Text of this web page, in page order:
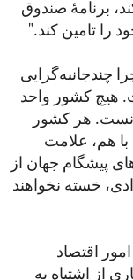
برنامۀ صندوق
را تامین کند."
چندجانبه‌گرایی
هیچ کشور واحد
هر کشور
با هم، علامت
پیشگام جهان از
خسته نخواهند
اقتصاد
از اشتباه به